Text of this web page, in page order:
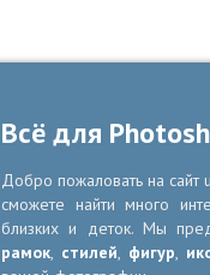
Всё для
Добро пожаловать на
сможете найти много
близких и деток. Мы
рамок, стилей, фигур,